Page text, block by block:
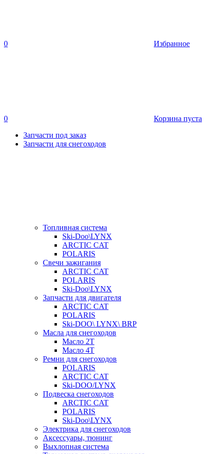
0 Избранное
0
Корзина пуста
Запчасти под заказ
Запчасти для снегоходов
Топливная система
Ski-Doo\LYNX
ARCTIC CAT
POLARIS
Свечи зажигания
ARCTIC CAT
POLARIS
Ski-Doo\LYNX
Запчасти для двигателя
ARCTIC CAT
POLARIS
Ski-DOO\ LYNX\ BRP
Масла для снегоходов
Масло 2Т
Масло 4Т
Ремни для снегоходов
POLARIS
ARCTIC CAT
Ski-DOO/LYNX
Подвеска снегоходов
ARCTIC CAT
POLARIS
Ski-Doo\LYNX
Электрика для снегоходов
Аксессуары, тюнинг
Выхлопная система